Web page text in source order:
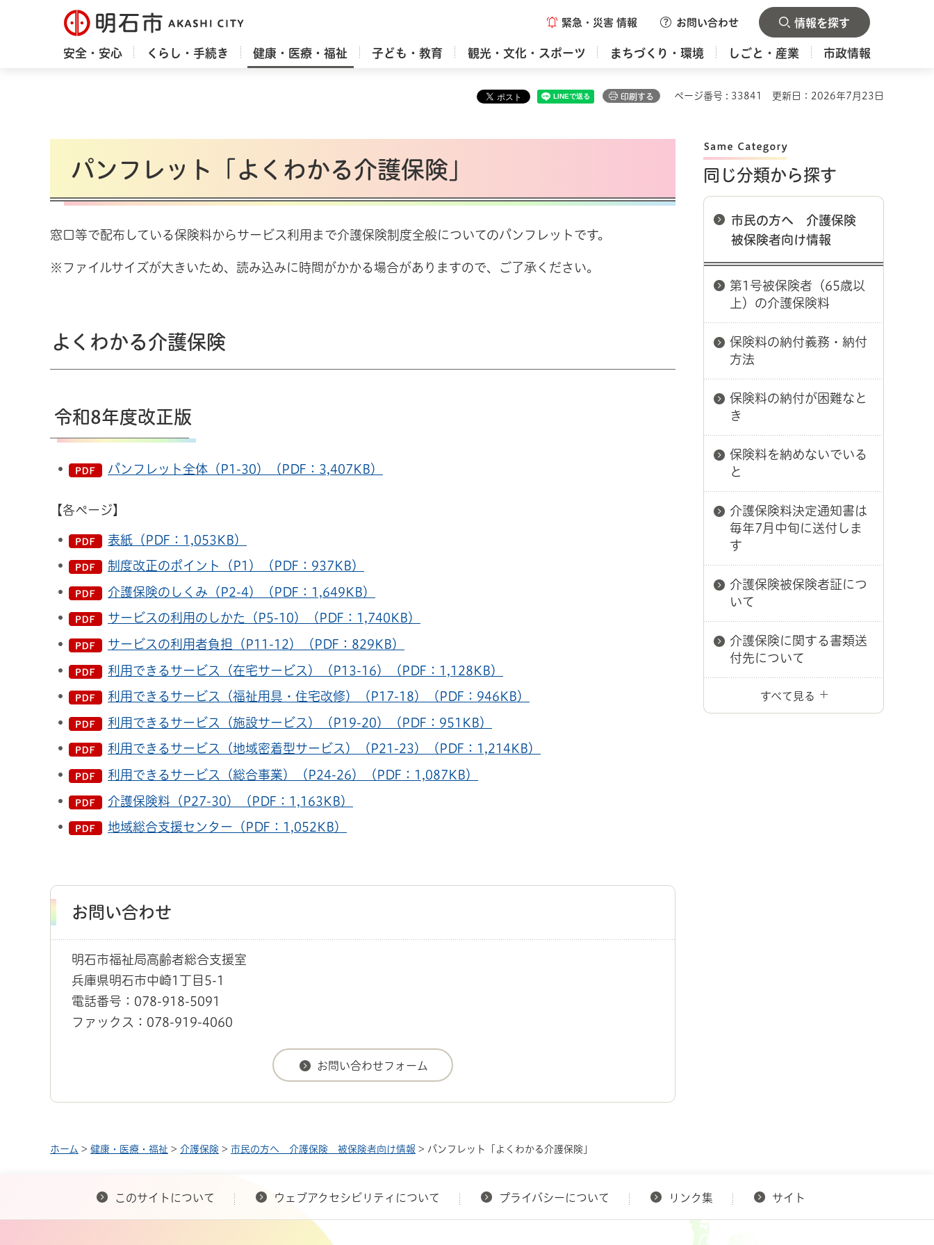
明石市 緊急・災害 情報 お問い合わせ 情報を探す
安全・安心 くらし・手続き 健康・医療・福祉 子ども・教育 観光・文化・スポーツ まちづくり・環境 しごと・産業 市政情報
印刷する ページ番号 : 33841 更新日：2026年7月23日
パンフレット「よくわかる介護保険」
窓口等で配布している保険料からサービス利用まで介護保険制度全般についてのパンフレットです。
※ファイルサイズが大きいため、読み込みに時間がかかる場合がありますので、ご了承ください。
よくわかる介護保険
令和8年度改正版
パンフレット全体（P1-30）（PDF：3,407KB）
【各ページ】
表紙（PDF：1,053KB）
制度改正のポイント（P1）（PDF：937KB）
介護保険のしくみ（P2-4）（PDF：1,649KB）
サービスの利用のしかた（P5-10）（PDF：1,740KB）
サービスの利用者負担（P11-12）（PDF：829KB）
利用できるサービス（在宅サービス）（P13-16）（PDF：1,128KB）
利用できるサービス（福祉用具・住宅改修）（P17-18）（PDF：946KB）
利用できるサービス（施設サービス）（P19-20）（PDF：951KB）
利用できるサービス（地域密着型サービス）（P21-23）（PDF：1,214KB）
利用できるサービス（総合事業）（P24-26）（PDF：1,087KB）
介護保険料（P27-30）（PDF：1,163KB）
地域総合支援センター（PDF：1,052KB）
お問い合わせ
明石市福祉局高齢者総合支援室
兵庫県明石市中崎1丁目5-1
電話番号：078-918-5091
ファックス：078-919-4060
同じ分類から探す
市民の方へ 介護保険
被保険者向け情報
第1号被保険者（65歳以
上）の介護保険料
保険料の納付義務・納付
方法
保険料の納付が困難なと
き
保険料を納めないでいる
と
介護保険料決定通知書は
毎年7月中旬に送付しま
す
介護保険被保険者証につ
いて
介護保険に関する書類送
付先について
すべて見る
ホーム > 健康・医療・福祉 > 介護保険 > 市民の方へ 介護保険 被保険者向け情報 > パンフレット「よくわかる介護保険」
このサイトについて ウェブアクセシビリティについて プライバシーについて リンク集 サイト